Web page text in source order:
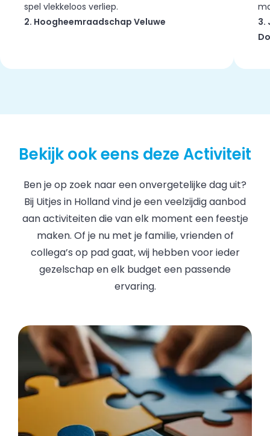
spel vlekkeloos verliep.
2. Hoogheemraadschap Veluwe
3.
Bekijk ook eens deze Activiteit
Ben je op zoek naar een onvergetelijke dag uit?
Bij Uitjes in Holland vind je een veelzijdig aanbod
aan activiteiten die van elk moment een feestje
maken. Of je nu met je familie, vrienden of
collega’s op pad gaat, wij hebben voor ieder
gezelschap en elk budget een passende
ervaring.